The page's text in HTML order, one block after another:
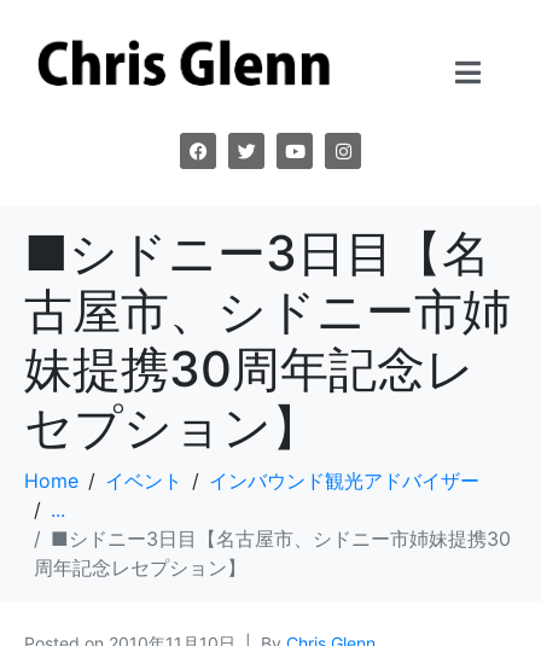
■シドニー3日目【名
古屋市、シドニー市姉
妹提携30周年記念レ
セプション】
Home イベント
インバウンド観光アドバイザー
...
■シドニー3日目【名古屋市、シドニー市姉妹提携30
周年記念レセプション】